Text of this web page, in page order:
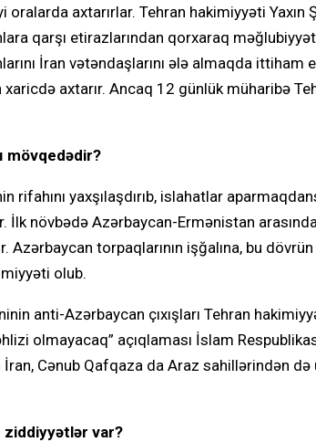
axtarırlar. Tehran hakimiyyəti Yaxın
qarşı etirazlarından qorxaraq
İran vətəndaşlarını ələ almaqda ittiham
axtarır. Ancaq 12 günlük müharibə
mövqedədir?
rifahını yaxşılaşdırıb, islahatlar
növbədə Azərbaycan-Ermənistan
torpaqlarının işğalına, bu
olub.
anti-Azərbaycan çıxışları Tehran
olmayacaq” açıqlaması İslam
İran, Cənub Qafqaza da Araz sahillərindən
ziddiyyətlər var?